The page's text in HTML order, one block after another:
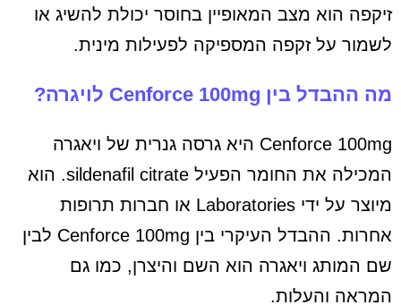
זיקפה הוא מצב המאופיין בחוסר יכולת להשיג או
לשמור על זקפה המספיקה לפעילות מינית.
מה ההבדל בין Cenforce 100mg לויגרה?
Cenforce 100mg היא גרסה גנרית של ויאגרה
המכילה את החומר הפעיל sildenafil citrate. הוא
מיוצר על ידי Laboratories או חברות תרופות
אחרות. ההבדל העיקרי בין Cenforce 100mg לבין
שם המותג ויאגרה הוא השם והיצרן, כמו גם
המראה והעלות.